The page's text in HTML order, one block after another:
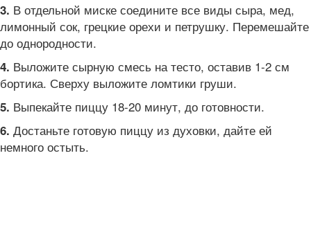
3. В отдельной миске соедините все виды сыра, мед,
лимонный сок, грецкие орехи и петрушку. Перемешайте
до однородности.
4. Выложите сырную смесь на тесто, оставив 1-2 см
бортика. Сверху выложите ломтики груши.
5. Выпекайте пиццу 18-20 минут, до готовности.
6. Достаньте готовую пиццу из духовки, дайте ей
немного остыть.